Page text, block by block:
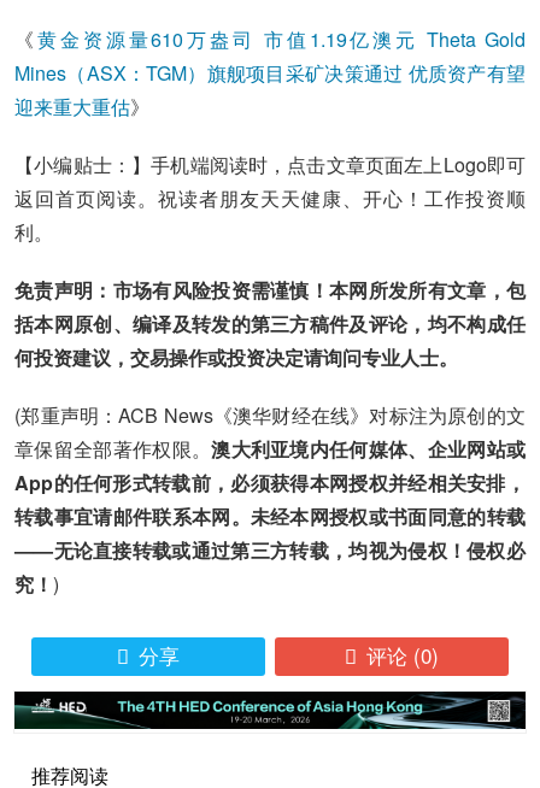
《黄金资源量610万盎司 市值1.19亿澳元 Theta Gold
Mines（ASX：TGM）旗舰项目采矿决策通过 优质资产有望
迎来重大重估》
【小编贴士：】手机端阅读时，点击文章页面左上Logo即可
返回首页阅读。祝读者朋友天天健康、开心！工作投资顺
利。
免责声明：市场有风险投资需谨慎！本网所发所有文章，包
括本网原创、编译及转发的第三方稿件及评论，均不构成任
何投资建议，交易操作或投资决定请询问专业人士。
(郑重声明：ACB News《澳华财经在线》对标注为原创的文
章保留全部著作权限。澳大利亚境内任何媒体、企业网站或
App的任何形式转载前，必须获得本网授权并经相关安排，
转载事宜请邮件联系本网。未经本网授权或书面同意的转载
——无论直接转载或通过第三方转载，均视为侵权！侵权必
究！)
 分享  评论 (0)
推荐阅读